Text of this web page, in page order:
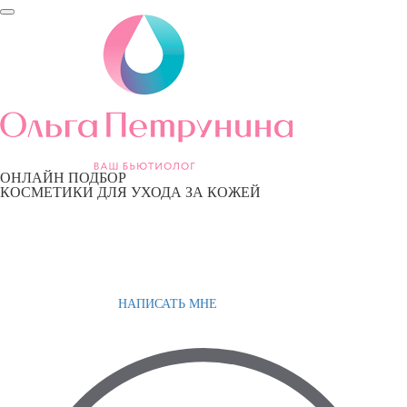
ОНЛАЙН ПОДБОР
КОСМЕТИКИ ДЛЯ УХОДА ЗА КОЖЕЙ
НАПИСАТЬ МНЕ